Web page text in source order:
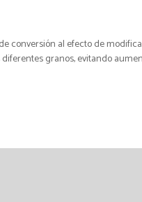
conversión al efecto de
granos, evitando